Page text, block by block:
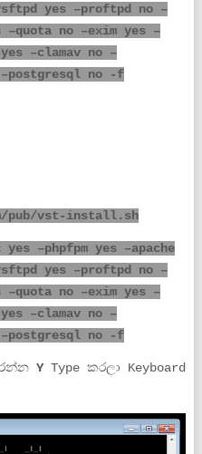
yes –proftpd no –
no –exim yes –
–clamav no –
no -f
pub/vst-install.sh
–phpfpm yes –apache
yes –proftpd no –
no –exim yes –
–clamav no –
no -f
YType කරලා Keyboard